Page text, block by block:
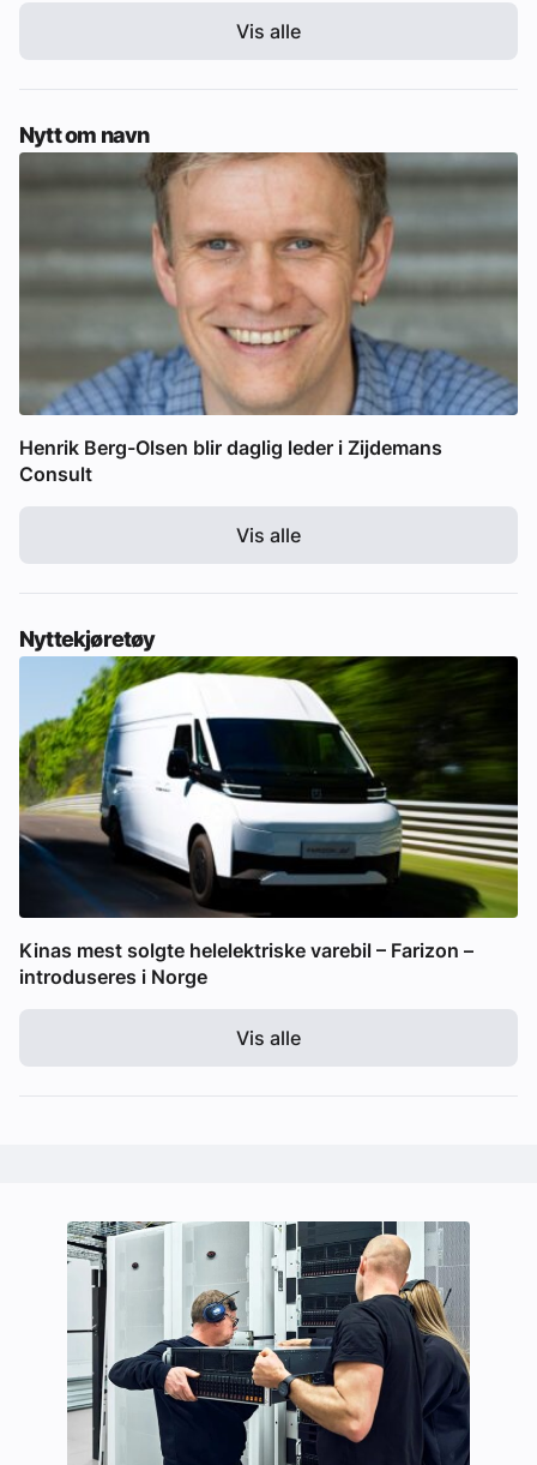
Vis alle
Nytt om navn
Henrik Berg-Olsen blir daglig leder i Zijdemans
Consult
Vis alle
Nyttekjøretøy
Kinas mest solgte helelektriske varebil – Farizon –
introduseres i Norge
Vis alle